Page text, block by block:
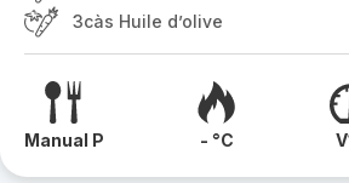
3càs Huile d’olive
Manual P - °C